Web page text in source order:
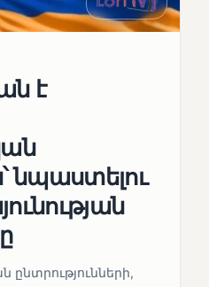
է
նպաստելու
ընտրությունների,